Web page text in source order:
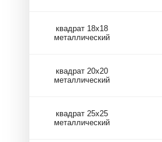
квадрат 18х18
металлический
квадрат 20х20
металлический
квадрат 25х25
металлический